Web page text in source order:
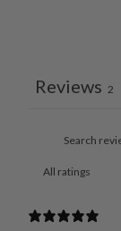
Reviews 2